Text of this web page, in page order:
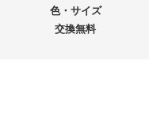
色・サイズ
交換無料